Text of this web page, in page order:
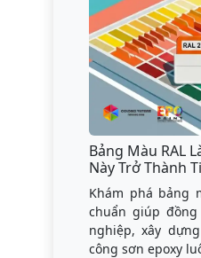
Bảng Màu RAL
Này Trở Thành
Khám phá bảng
chuẩn giúp
nghiệp, xây
công sơn epoxy